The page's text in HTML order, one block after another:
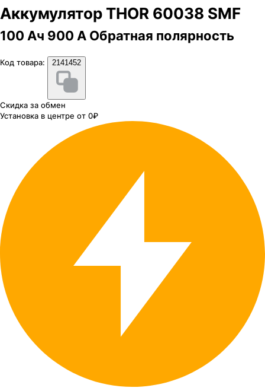
Аккумулятор THOR 60038 SMF
100 Ач 900 А Обратная полярность
Код товара: 2141452
Скидка за обмен
Установка в центре от 0₽